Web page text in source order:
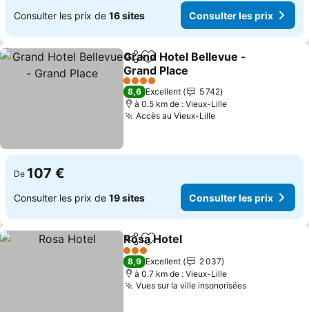
Consulter les prix de 16 sites Consulter les prix
PartagerAjouter à mes favoris
Grand Hotel Bellevue -
Grand Place
Consulter les prix
4 Étoiles
8,6 Excellent
5 742
à 0.5 km de : Vieux-Lille
Accès au Vieux-LilleConsulter les prix
De 107 €
Consulter les prix de 19 sites Consulter les prix
PartagerAjouter à mes favoris
Rosa Hotel
3 Étoiles
8,9 Excellent
2 037
à 0.7 km de : Vieux-Lille
Vues sur la ville insonoriséesConsulter